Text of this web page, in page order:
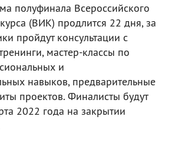
полуфинала Всероссийского
(ВИК) продлится 22 дня, за
пройдут консультации с
мастер-классы по
и
навыков, предварительные
проектов. Финалисты будут
2022 года на закрытии